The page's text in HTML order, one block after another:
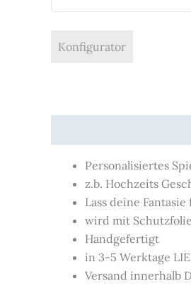
Konfigurator
Personalisiertes
z.b. Hochzeits
Lass deine
wird mit
Handgefertigt
in 3-5 Werktage
Versand innerhalb